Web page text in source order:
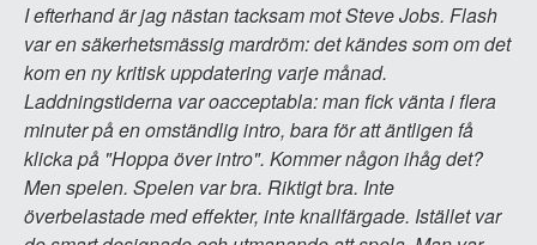
I efterhand är jag nästan tacksam mot Steve Jobs. Flash
var en säkerhetsmässig mardröm: det kändes som om det
kom en ny kritisk uppdatering varje månad.
Laddningstiderna var oacceptabla: man fick vänta i flera
minuter på en omständlig intro, bara för att äntligen få
klicka på "Hoppa över intro". Kommer någon ihåg det?
Men spelen. Spelen var bra. Riktigt bra. Inte
överbelastade med effekter, inte knallfärgade. Istället var